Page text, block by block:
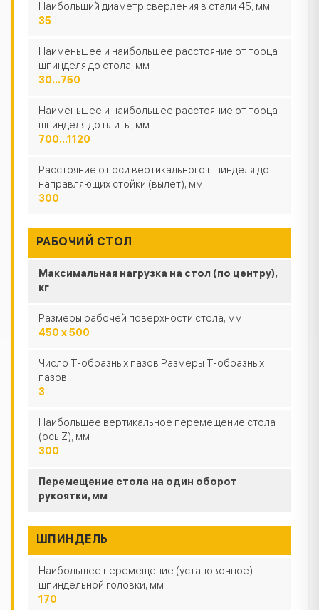
Наибольший диаметр сверления в стали 45, мм
35
Наименьшее и наибольшее расстояние от торца
шпинделя до стола, мм
30...750
Наименьшее и наибольшее расстояние от торца
шпинделя до плиты, мм
700...1120
Расстояние от оси вертикального шпинделя до
направляющих стойки (вылет), мм
300
РАБОЧИЙ СТОЛ
Максимальная нагрузка на стол (по центру),
кг
Размеры рабочей поверхности стола, мм
450 х 500
Число Т-образных пазов Размеры Т-образных
пазов
3
Наибольшее вертикальное перемещение стола
(ось Z), мм
300
Перемещение стола на один оборот
рукоятки, мм
ШПИНДЕЛЬ
Наибольшее перемещение (установочное)
шпиндельной головки, мм
170